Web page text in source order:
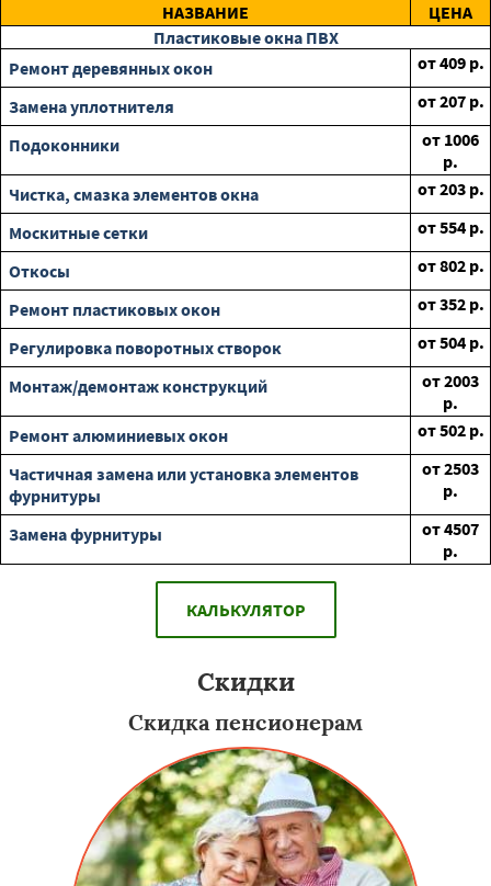
НАЗВАНИЕ
ЦЕНА
Пластиковые окна ПВХ
Ремонт деревянных окон
от409р.
Замена уплотнителя
от207р.
Подоконники
от 1006
р.
Чистка, смазка элементов окна
от203р.
Москитные сетки
от554р.
Откосы
от802р.
Ремонт пластиковых окон
от352р.
Регулировка поворотных створок
от504р.
Монтаж/демонтаж конструкций
от2003
р.
Ремонт алюминиевых окон
от502р.
Частичная замена или установка элементов
фурнитуры
от2503
р.
Замена фурнитуры
от4507
р.
КАЛЬКУЛЯТОР
Скидки
Скидка пенсионерам